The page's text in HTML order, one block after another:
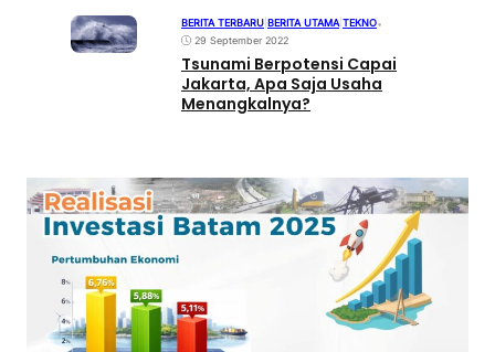
BERITA TERBARU BERITA UTAMA|TEKNO•
29 September 2022
Tsunami Berpotensi Capai
Jakarta, Apa Saja Usaha
Menangkalnya?